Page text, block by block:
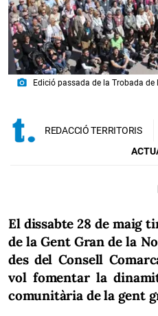
photo_camera Edició passada de la Trobada de
REDACCIÓ TERRITORIS
El dissabte 28 de maig
de la Gent Gran de la
des del Consell
vol fomentar la
comunitària de la gent